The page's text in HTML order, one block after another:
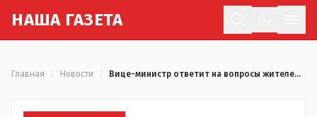
НАША ГАЗЕТА
Главная Новости Вице-министр ответит на вопросы жителей Костанайской области на встрече в Житикаре